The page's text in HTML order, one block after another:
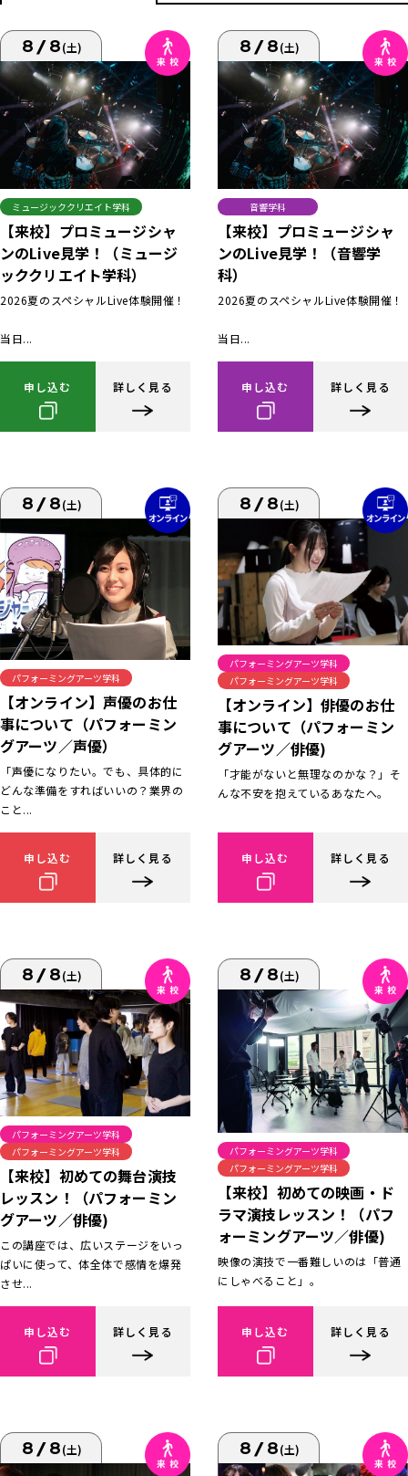
8/8(土)
ミュージッククリエイト学科
【来校】プロミュージシャ
ンのLive見学！（ミュージ
ッククリエイト学科）
2026夏のスペシャルLive体験開催！
当日...
申し込む 詳しく見る
8/8(土)
音響学科
【来校】プロミュージシャ
ンのLive見学！（音響学
科）
2026夏のスペシャルLive体験開催！
当日...
申し込む 詳しく見る
8/8(土)
パフォーミングアーツ学科
【オンライン】声優のお仕
事について（パフォーミン
グアーツ／声優）
「声優になりたい。でも、具体的に
どんな準備をすればいいの？業界の
こと...
申し込む 詳しく見る
8/8(土)
パフォーミングアーツ学科
パフォーミングアーツ学科
【オンライン】俳優のお仕
事について（パフォーミン
グアーツ／俳優)
「才能がないと無理なのかな？」そ
んな不安を抱えているあなたへ。
申し込む 詳しく見る
8/8(土)
パフォーミングアーツ学科
パフォーミングアーツ学科
【来校】初めての舞台演技
レッスン！（パフォーミン
グアーツ／俳優)
この講座では、広いステージをいっ
ぱいに使って、体全体で感情を爆発
させ...
申し込む 詳しく見る
8/8(土)
パフォーミングアーツ学科
パフォーミングアーツ学科
【来校】初めての映画・ド
ラマ演技レッスン！（パフ
ォーミングアーツ／俳優)
映像の演技で一番難しいのは「普通
にしゃべること」。
申し込む 詳しく見る
8/8(土) 8/8(土)